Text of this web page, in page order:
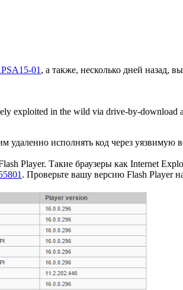
01, а также, несколько дней назад,
exploited in the wild via drive-by-
удаленно исполнять код через
Player. Такие браузеры как Internet
. Проверьте вашу версию Flash Player